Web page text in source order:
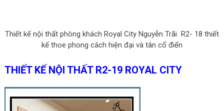
Thiết kế nội thất phòng khách Royal City Nguyễn Trãi R2- 18 thiết
kế thoe phong cách hiện đại và tân cổ điển
THIẾT KẾ NỘI THẤT R2-19 ROYAL CITY